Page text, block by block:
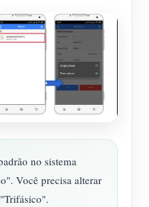
no sistema
Você precisa alterar